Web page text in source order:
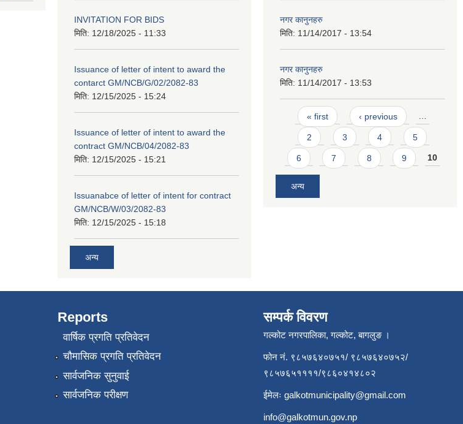
INVITATION FOR BIDS
मिति: 12/18/2025 - 11:33
Issuance of letter of intent to award the
contarct GM/NCB/G/02/2082-83
मिति: 12/15/2025 - 15:24
Issuance of letter of intent to award the
contract GM/NCB/04/2082-83
मिति: 12/15/2025 - 15:21
Issuanabce of letter of intent for contract
GM/NCB/W/03/2082-83
मिति: 12/15/2025 - 15:18
अन्य
नगर कानुनहरु
मिति: 11/14/2017 - 13:54
नगर कानुनहरु
मिति: 11/14/2017 - 13:53
Pages
« first ‹ previous …
2 3 4 5
6 7 8 9 10
अन्य
Reports
वार्षिक प्रगति प्रतिवेदन
चौमासिक प्रगति प्रतिवेदन
सार्वजनिक सुनुवाई
सार्वजनिक परीक्षण
सम्पर्क विवरण
गल्कोट नगरपालिका, गल्कोट, बागलुङ ।
फोन नं. ९८५७६४०७५१/ ९८५७६४०७५२/
९८५७६५११११/९८६०४१४८०२
ईमेलः galkotmunicipality@gmail.com
info@galkotmun.gov.np